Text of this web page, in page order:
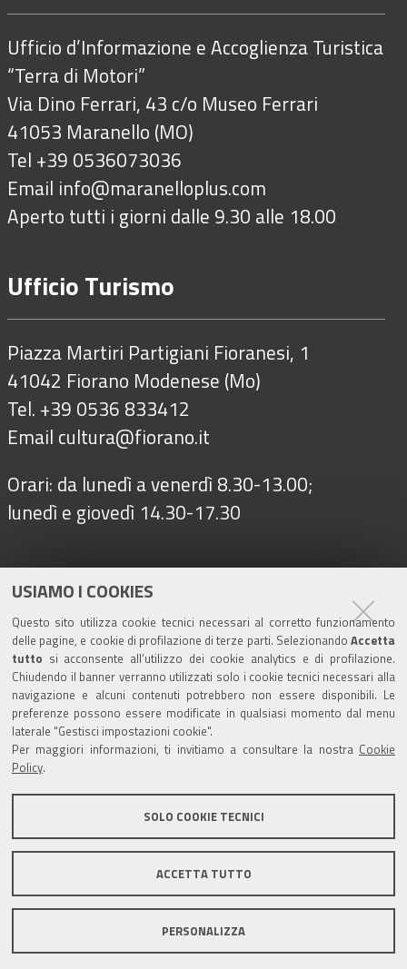
USIAMO I COOKIES
Questo sito utilizza cookie tecnici necessari al corretto funzionamento
delle pagine, e cookie di profilazione di terze parti. Selezionando Accetta
tutto si acconsente all’utilizzo dei cookie analytics e di profilazione.
Chiudendo il banner verranno utilizzati solo i cookie tecnici necessari alla
navigazione e alcuni contenuti potrebbero non essere disponibili. Le
preferenze possono essere modificate in qualsiasi momento dal menu
laterale "Gestisci impostazioni cookie".
Per maggiori informazioni, ti invitiamo a consultare la nostra Cookie
Policy.
SOLO COOKIE TECNICI
ACCETTA TUTTO
PERSONALIZZA
Ufficio d’Informazione e Accoglienza Turistica
“Terra di Motori”
Via Dino Ferrari, 43 c/o Museo Ferrari
41053 Maranello (MO)
Tel +39 0536073036
Email info@maranelloplus.com
Aperto tutti i giorni dalle 9.30 alle 18.00
Ufficio Turismo
Piazza Martiri Partigiani Fioranesi, 1
41042 Fiorano Modenese (Mo)
Tel. +39 0536 833412
Email cultura@fiorano.it
Orari: da lunedì a venerdì 8.30-13.00;
lunedì e giovedì 14.30-17.30
Seguici su
Turismo
Riserva di Nirano
Castello di Spezzano
Iscriviti alla nostra newsletter
Comune di Fiorano Modenese, Piazza Ciro Menotti, 1 -
41042 Fiorano Modenese (Mo) C.F. 84001590367 - P.IVA
00299940361 - PEC:comunefiorano@cert.fiorano.it
Privacy e Cookie Policy